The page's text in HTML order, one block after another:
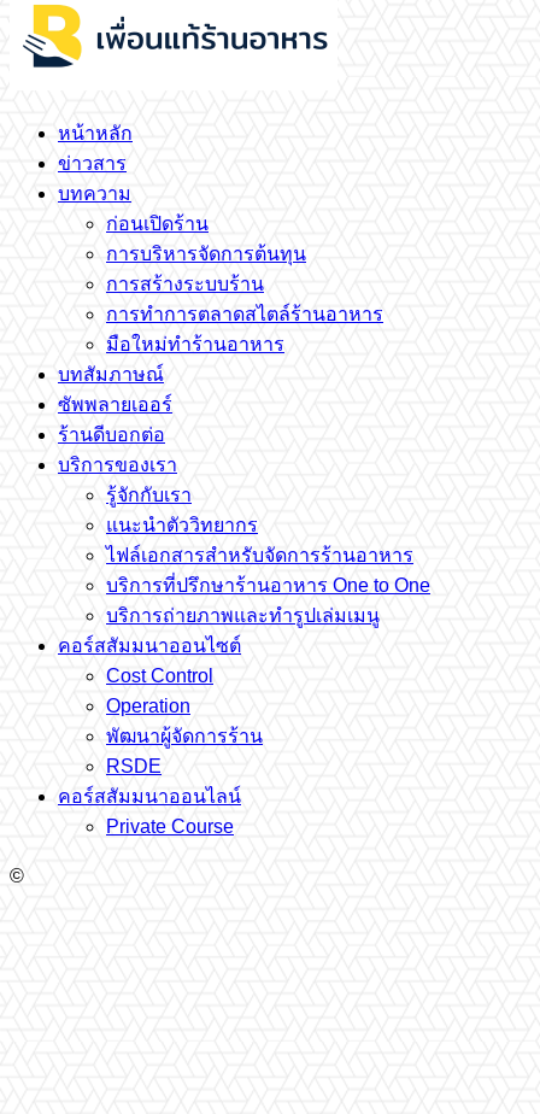
หน้าหลัก
ข่าวสาร
บทความ
ก่อนเปิดร้าน
การบริหารจัดการต้นทุน
การสร้างระบบร้าน
การทำการตลาดสไตล์ร้านอาหาร
มือใหม่ทำร้านอาหาร
บทสัมภาษณ์
ซัพพลายเออร์
ร้านดีบอกต่อ
บริการของเรา
รู้จักกับเรา
แนะนำตัววิทยากร
ไฟล์เอกสารสำหรับจัดการร้านอาหาร
บริการที่ปรึกษาร้านอาหาร One to One
บริการถ่ายภาพและทำรูปเล่มเมนู
คอร์สสัมมนาออนไซต์
Cost Control
Operation
พัฒนาผู้จัดการร้าน
RSDE
คอร์สสัมมนาออนไลน์
Private Course
©